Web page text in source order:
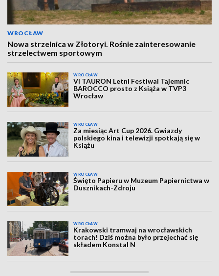
WROCŁAW
Nowa strzelnica w Złotoryi. Rośnie zainteresowanie
strzelectwem sportowym
WROCŁAW
VI TAURON Letni Festiwal Tajemnic
BAROCCO prosto z Książa w TVP3
Wrocław
WROCŁAW
Za miesiąc Art Cup 2026. Gwiazdy
polskiego kina i telewizji spotkają się w
Książu
WROCŁAW
Święto Papieru w Muzeum Papiernictwa w
Dusznikach-Zdroju
WROCŁAW
Krakowski tramwaj na wrocławskich
torach! Dziś można było przejechać się
składem Konstal N